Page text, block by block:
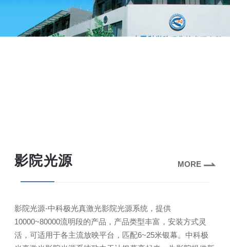
影院光源 MORE
影院光源-中科极光真激光影院光源系统，提供
10000~80000流明段的产品，产品类型丰富，安装方式灵
活，可适用于各主流放映平台，匹配6~25米银幕。中科极